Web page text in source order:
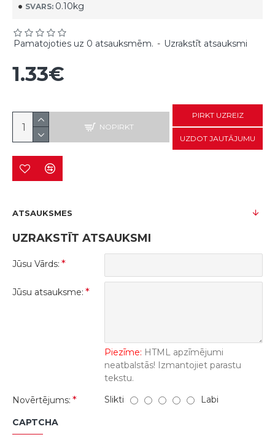
SVARS: 0.10kg
Pamatojoties uz 0 atsauksmēm. - Uzrakstīt atsauksmi
1.33€
NOPIRKT
PIRKT UZREIZ
UZDOT JAUTĀJUMU
ATSAUKSMES
UZRAKSTĪT ATSAUKSMI
Jūsu Vārds:
Jūsu atsauksme:
Piezīme: HTML apzīmējumi
neatbalstās! Izmantojiet parastu
tekstu.
Novērtējums:
Slikti Labi
CAPTCHA